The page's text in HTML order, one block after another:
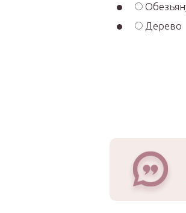
Дерево